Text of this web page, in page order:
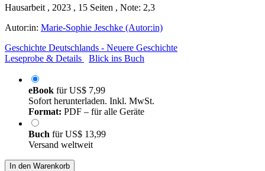
Hausarbeit , 2023 , 15 Seiten , Note: 2,3
Autor:in: Marie-Sophie Jeschke (Autor:in)
Geschichte Deutschlands - Neuere Geschichte
Leseprobe & Details
Blick ins Buch
eBook fürUS$ 7,99
Sofort herunterladen. Inkl. MwSt.
Format: PDF – für alle Geräte
Buch fürUS$ 13,99
Versand weltweit
In den Warenkorb